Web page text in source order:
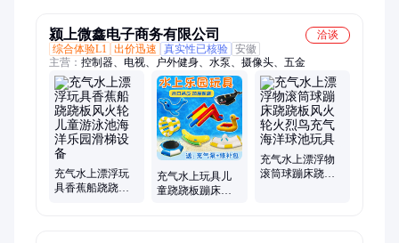
颍上微鑫电子商务有限公司
洽谈
综合体验L1 出价迅速 真实性已核验 安徽
主营： 控制器、电视、户外健身、水泵、摄像头、五金
充气水上漂浮玩
具香蕉船跷跷板
充气水上玩具儿
童跷跷板蹦床风
充气水上漂浮物
滚筒球蹦床跷跷